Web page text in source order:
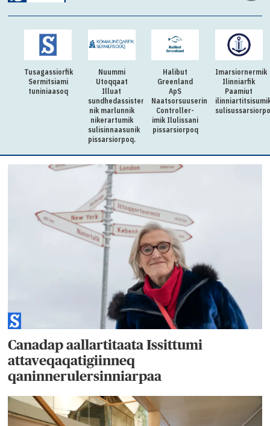
Tusagassiorfik
Sermitsiami
tuniniaasoq
Nuummi
Utoqqaat
Illuat
sundhedassistenti-
nik marlunnik
nikerartumik
sulisinnaasunik
pissarsiorpoq.
Halibut
Greenland
ApS
Naatsorsuuserinermi
Controller-
imik Ilulissani
pissarsiorpoq
Imarsiornermik
Ilinniarfik
Paamiut
Canadap aallartitaata Issittumi
attaveqaqatigiinneq
qaninnerulersinniarpaa